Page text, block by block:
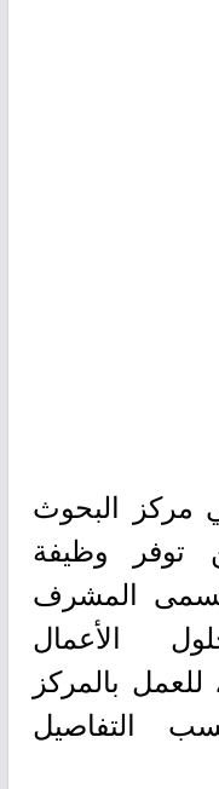
مركز البحوث
توفر وظيفة
المشرف
الأعمال
للعمل بالمركز
التفاصيل